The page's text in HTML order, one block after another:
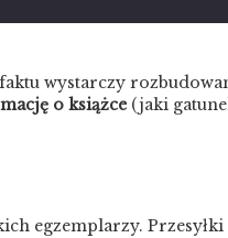
wystarczy
o książce(jaki
egzemplarzy. Przesyłki